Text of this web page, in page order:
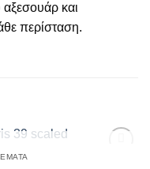
και
περίσταση.
ΕΞΑΝΤΛΗΜΈΝΟ